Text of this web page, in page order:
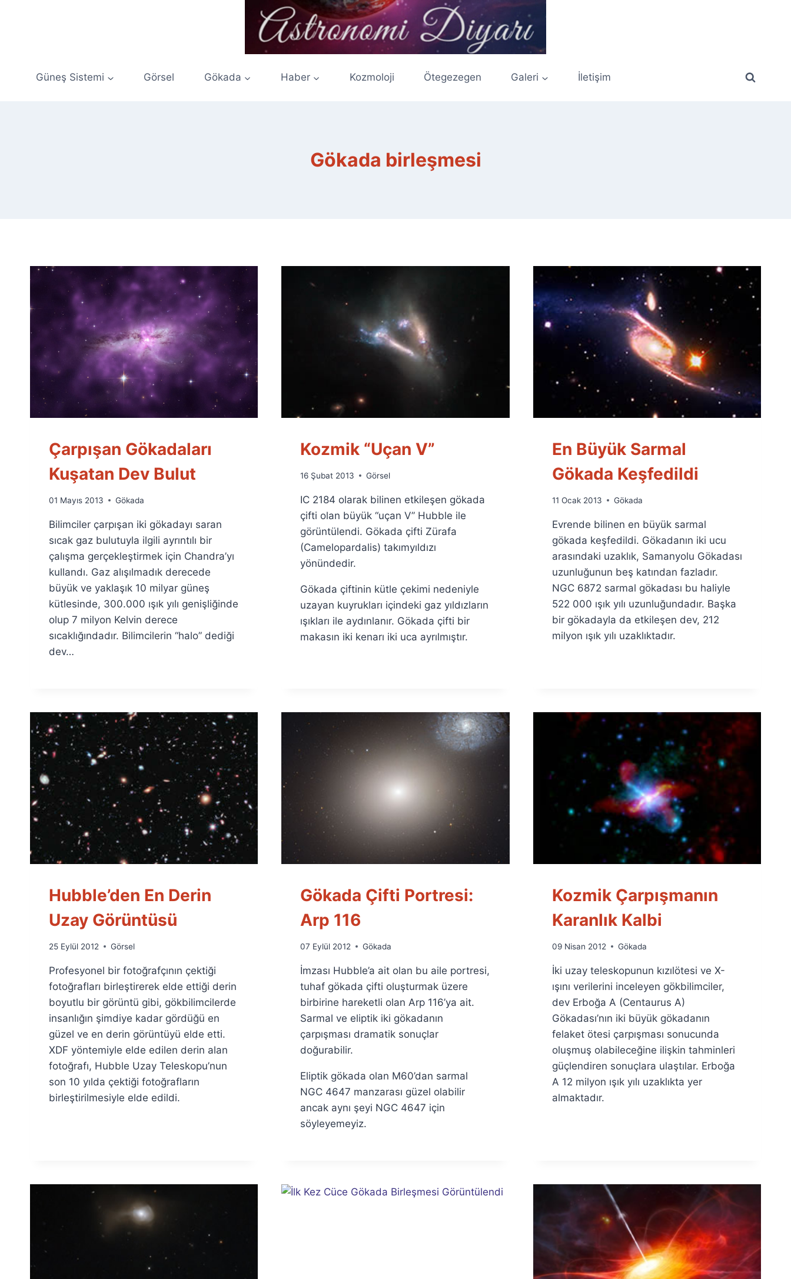
Güneş Sistemi Görsel Gökada Haber Kozmoloji Ötegezegen Galeri İletişim
Gökada birleşmesi
Çarpışan Gökadaları
Kuşatan Dev Bulut
By
Fuat
Özyar
01 Mayıs 2013 Gökada
Bilimciler çarpışan iki gökadayı saran
sıcak gaz bulutuyla ilgili ayrıntılı bir
çalışma gerçekleştirmek için Chandra’yı
kullandı. Gaz alışılmadık derecede
büyük ve yaklaşık 10 milyar güneş
kütlesinde, 300.000 ışık yılı genişliğinde
olup 7 milyon Kelvin derece
sıcaklığındadır. Bilimcilerin “halo” dediği
dev…
Kozmik “Uçan V”
By
Fuat
Özyar
16 Şubat 2013 Görsel
IC 2184 olarak bilinen etkileşen gökada
çifti olan büyük “uçan V” Hubble ile
görüntülendi. Gökada çifti Zürafa
(Camelopardalis) takımyıldızı
yönündedir.
Gökada çiftinin kütle çekimi nedeniyle
uzayan kuyrukları içindeki gaz yıldızların
ışıkları ile aydınlanır. Gökada çifti bir
makasın iki kenarı iki uca ayrılmıştır.
En Büyük Sarmal
Gökada Keşfedildi
By
Fuat
Özyar
11 Ocak 2013 Gökada
Evrende bilinen en büyük sarmal
gökada keşfedildi. Gökadanın iki ucu
arasındaki uzaklık, Samanyolu Gökadası
uzunluğunun beş katından fazladır.
NGC 6872 sarmal gökadası bu haliyle
522 000 ışık yılı uzunluğundadır. Başka
bir gökadayla da etkileşen dev, 212
milyon ışık yılı uzaklıktadır.
Hubble’den En Derin
Uzay Görüntüsü
By
Fuat
Özyar
25 Eylül 2012 Görsel
Profesyonel bir fotoğrafçının çektiği
fotoğrafları birleştirerek elde ettiği derin
boyutlu bir görüntü gibi, gökbilimcilerde
insanlığın şimdiye kadar gördüğü en
güzel ve en derin görüntüyü elde etti.
XDF yöntemiyle elde edilen derin alan
fotoğrafı, Hubble Uzay Teleskopu’nun
son 10 yılda çektiği fotoğrafların
birleştirilmesiyle elde edildi.
Gökada Çifti Portresi:
Arp 116
By
Fuat
Özyar
07 Eylül 2012 Gökada
İmzası Hubble’a ait olan bu aile portresi,
tuhaf gökada çifti oluşturmak üzere
birbirine hareketli olan Arp 116’ya ait.
Sarmal ve eliptik iki gökadanın
çarpışması dramatik sonuçlar
doğurabilir.
Eliptik gökada olan M60’dan sarmal
NGC 4647 manzarası güzel olabilir
ancak aynı şeyi NGC 4647 için
söyleyemeyiz.
Kozmik Çarpışmanın
Karanlık Kalbi
By
Fuat
Özyar
09 Nisan 2012 Gökada
İki uzay teleskopunun kızılötesi ve X-
ışını verilerini inceleyen gökbilimciler,
dev Erboğa A (Centaurus A)
Gökadası’nın iki büyük gökadanın
felaket ötesi çarpışması sonucunda
oluşmuş olabileceğine ilişkin tahminleri
güçlendiren sonuçlara ulaştılar. Erboğa
A 12 milyon ışık yılı uzaklıkta yer
almaktadır.